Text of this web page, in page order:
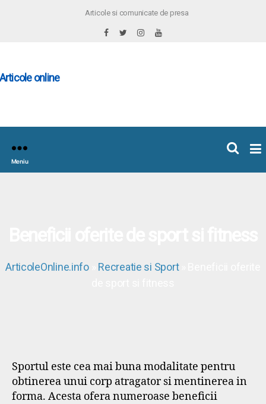
Articole si comunicate de presa
Meniu
ArticoleOnline.info» Recreatie si Sport» Beneficii oferite
Sportul este cea mai buna modalitate pentru
obtinerea unui corp atragator si mentinerea in
forma. Acesta ofera numeroase beneficii